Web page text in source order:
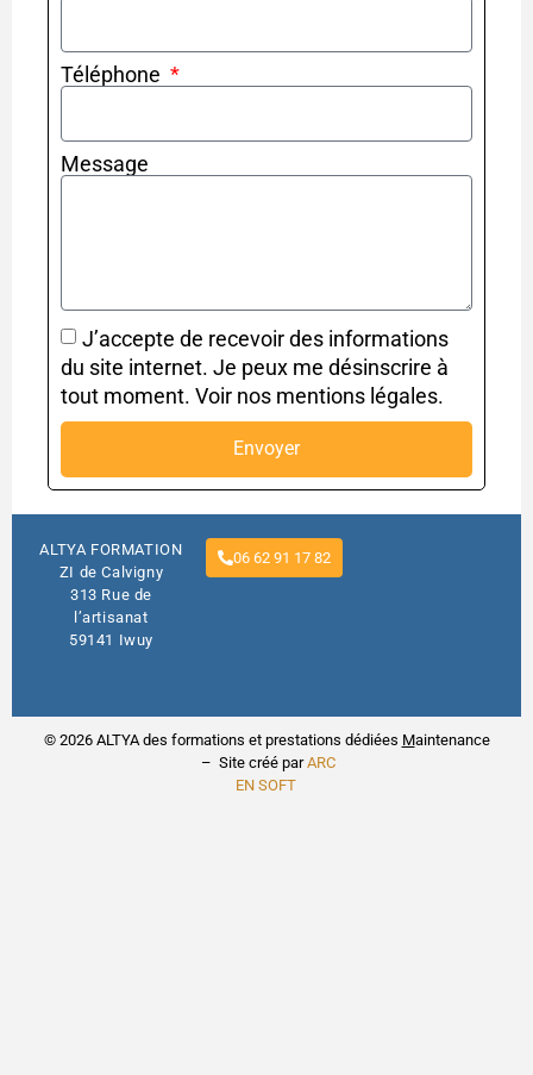
Téléphone
Message
J’accepte de recevoir des informations
du site internet. Je peux me désinscrire à
tout moment. Voir nos mentions légales.
Envoyer
ALTYA FORMATION
ZI de Calvigny
313 Rue de
l’artisanat
59141 Iwuy
06 62 91 17 82
© 2026 ALTYA des formations et prestations dédiées Maintenance
– Site créé parARC
EN SOFT